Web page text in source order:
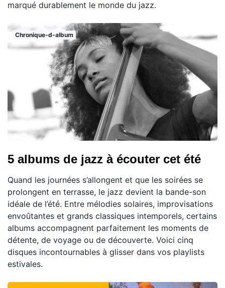
marqué durablement le monde du jazz.
Chronique-d-album
5 albums de jazz à écouter cet été
Quand les journées s’allongent et que les soirées se
prolongent en terrasse, le jazz devient la bande-son
idéale de l’été. Entre mélodies solaires, improvisations
envoûtantes et grands classiques intemporels, certains
albums accompagnent parfaitement les moments de
détente, de voyage ou de découverte. Voici cinq
disques incontournables à glisser dans vos playlists
estivales.